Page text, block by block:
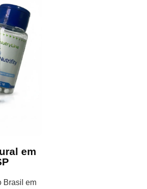
em
Brasil em